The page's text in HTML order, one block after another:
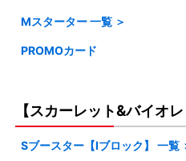
・M6 ストームエメラルダ
・M5 アビスアイ
・M3 ムニキスゼロ
・M2a MEGAドリームex
Mスターター 一覧 ＞
・MBスターターセットMEGA
PROMOカード
【スカーレット&バイオ
Sブースター【Iブロック】 一覧